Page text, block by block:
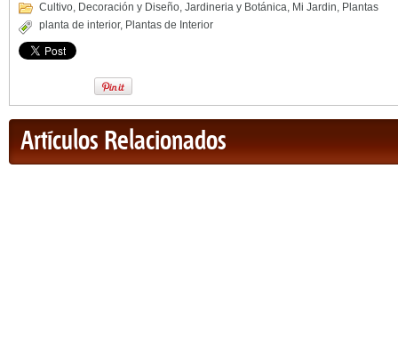
Cultivo, Decoración y Diseño, Jardineria y Botánica, Mi Jardin, Plantas
planta de interior, Plantas de Interior
Artículos Relacionados